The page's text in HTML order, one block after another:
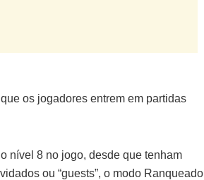
os jogadores entrem em partidas
nível 8 no jogo, desde que tenham
ou “guests”, o modo Ranqueado